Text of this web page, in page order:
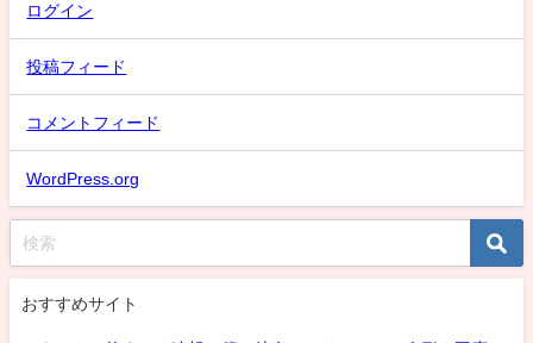
ログイン
投稿フィード
コメントフィード
WordPress.org
おすすめサイト